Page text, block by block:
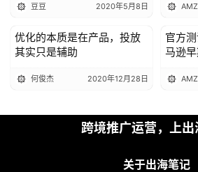
豆豆 2020年5月8日
出海头条
优化的本质是在产品，投放
其实只是辅助
何俊杰 2020年12月28日
出海头
官方
马逊
跨境推广运营，上出
关于出海笔记